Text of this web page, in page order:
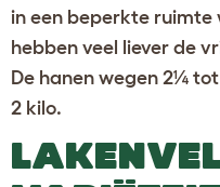
in een beperkte ruimte
hebben veel liever de
De hanen wegen 2¼
2 kilo.